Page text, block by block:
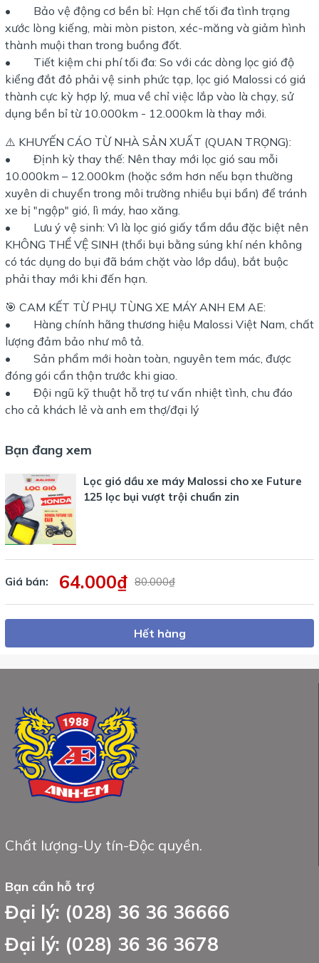
• Bảo vệ động cơ bền bỉ: Hạn chế tối đa tình trạng
xước lòng kiếng, mài mòn piston, xéc-măng và giảm hình
thành muội than trong buồng đốt.
• Tiết kiệm chi phí tối đa: So với các dòng lọc gió độ
kiểng đắt đỏ phải vệ sinh phức tạp, lọc gió Malossi có giá
thành cực kỳ hợp lý, mua về chỉ việc lắp vào là chạy, sử
dụng bền bỉ từ 10.000km - 12.000km là thay mới.
⚠️ KHUYẾN CÁO TỪ NHÀ SẢN XUẤT (QUAN TRỌNG):
• Định kỳ thay thế: Nên thay mới lọc gió sau mỗi
10.000km – 12.000km (hoặc sớm hơn nếu bạn thường
xuyên di chuyển trong môi trường nhiều bụi bẩn) để tránh
xe bị "ngộp" gió, lì máy, hao xăng.
• Lưu ý vệ sinh: Vì là lọc gió giấy tẩm dầu đặc biệt nên
KHÔNG THỂ VỆ SINH (thổi bụi bằng súng khí nén không
có tác dụng do bụi đã bám chặt vào lớp dầu), bắt buộc
phải thay mới khi đến hạn.
🎯 CAM KẾT TỪ PHỤ TÙNG XE MÁY ANH EM AE:
• Hàng chính hãng thương hiệu Malossi Việt Nam, chất
lượng đảm bảo như mô tả.
• Sản phẩm mới hoàn toàn, nguyên tem mác, được
đóng gói cẩn thận trước khi giao.
• Đội ngũ kỹ thuật hỗ trợ tư vấn nhiệt tình, chu đáo
cho cả khách lẻ và anh em thợ/đại lý
Bạn đang xem
Lọc gió dầu xe máy Malossi cho xe Future
125 lọc bụi vượt trội chuẩn zin
Giá bán: 64.000₫ 80.000₫
Hết hàng
Chất lượng-Uy tín-Độc quyền.
Bạn cần hỗ trợ
Đại lý: (028) 36 36 36666
Đại lý: (028) 36 36 3678